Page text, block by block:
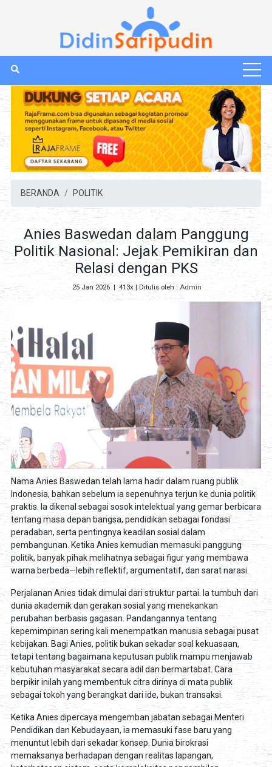
BERANDA POLITIK
Anies Baswedan dalam Panggung
Politik Nasional: Jejak Pemikiran dan
Relasi dengan PKS
25 Jan 2026| 413x | Ditulis oleh : Admin
Nama Anies Baswedan telah lama hadir dalam ruang publik
Indonesia, bahkan sebelum ia sepenuhnya terjun ke dunia politik
praktis. Ia dikenal sebagai sosok intelektual yang gemar berbicara
tentang masa depan bangsa, pendidikan sebagai fondasi
peradaban, serta pentingnya keadilan sosial dalam
pembangunan. Ketika Anies kemudian memasuki panggung
politik, banyak pihak melihatnya sebagai figur yang membawa
warna berbeda—lebih reflektif, argumentatif, dan sarat narasi.
Perjalanan Anies tidak dimulai dari struktur partai. Ia tumbuh dari
dunia akademik dan gerakan sosial yang menekankan
perubahan berbasis gagasan. Pandangannya tentang
kepemimpinan sering kali menempatkan manusia sebagai pusat
kebijakan. Bagi Anies, politik bukan sekadar soal kekuasaan,
tetapi tentang bagaimana keputusan publik mampu menjawab
kebutuhan masyarakat secara adil dan bermartabat. Cara
berpikir inilah yang membentuk citra dirinya di mata publik
sebagai tokoh yang berangkat dari ide, bukan transaksi.
Ketika Anies dipercaya mengemban jabatan sebagai Menteri
Pendidikan dan Kebudayaan, ia memasuki fase baru yang
menuntut lebih dari sekadar konsep. Dunia birokrasi
memaksanya berhadapan dengan realitas lapangan,